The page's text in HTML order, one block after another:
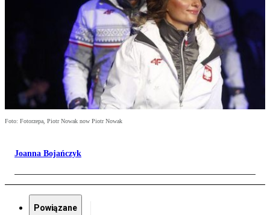
Foto: Fotorzepa, Piotr Nowak now Piotr Nowak
Joanna Bojańczyk
Powiązane